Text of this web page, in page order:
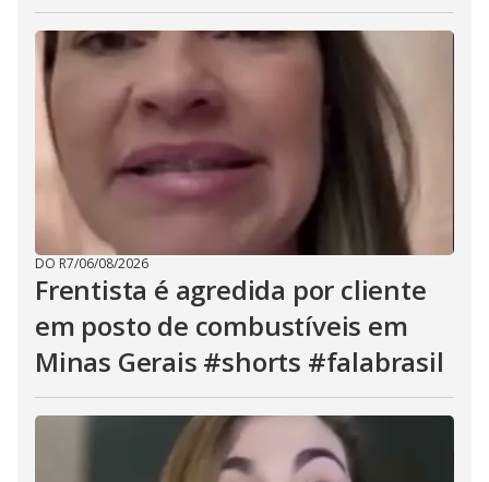
DO R7/06/08/2026
Frentista é agredida por cliente
em posto de combustíveis em
Minas Gerais #shorts #falabrasil